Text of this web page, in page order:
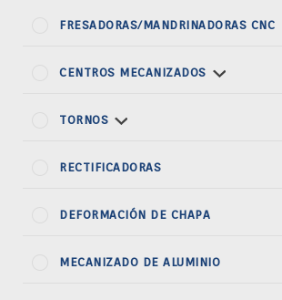
FRESADORAS/MANDRINADORAS CNC
CENTROS MECANIZADOS
TORNOS
RECTIFICADORAS
DEFORMACIÓN DE CHAPA
MECANIZADO DE ALUMINIO